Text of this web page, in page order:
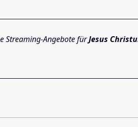
Streaming-Angebote fürJesus